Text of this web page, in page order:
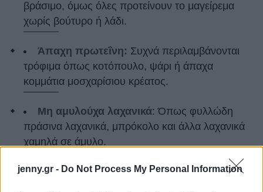
jenny.gr - Do Not Process My Personal Information
βράσιμο, όμως όλες προτείνουν το μαγείρεμα
χωρίς βούτυρο ή λάδι.
Άπαχη πρωτεΐνη: Συχνά περιλαμβάνονται
τρόφιμα όπως κοτόπουλο, ψάρι ή άπαχα
κομμάτια μοσχαρίσιου κρέατος.
Μη αμυλούχα λαχανικά: Όπως φυλλώδη
πράσινα λαχανικά, μπρόκολο και άλλα λαχανικά
χαμηλά σε άμυλο.
Φρούτα:Σε ορισμένες εκδοχές επιτρέπονται